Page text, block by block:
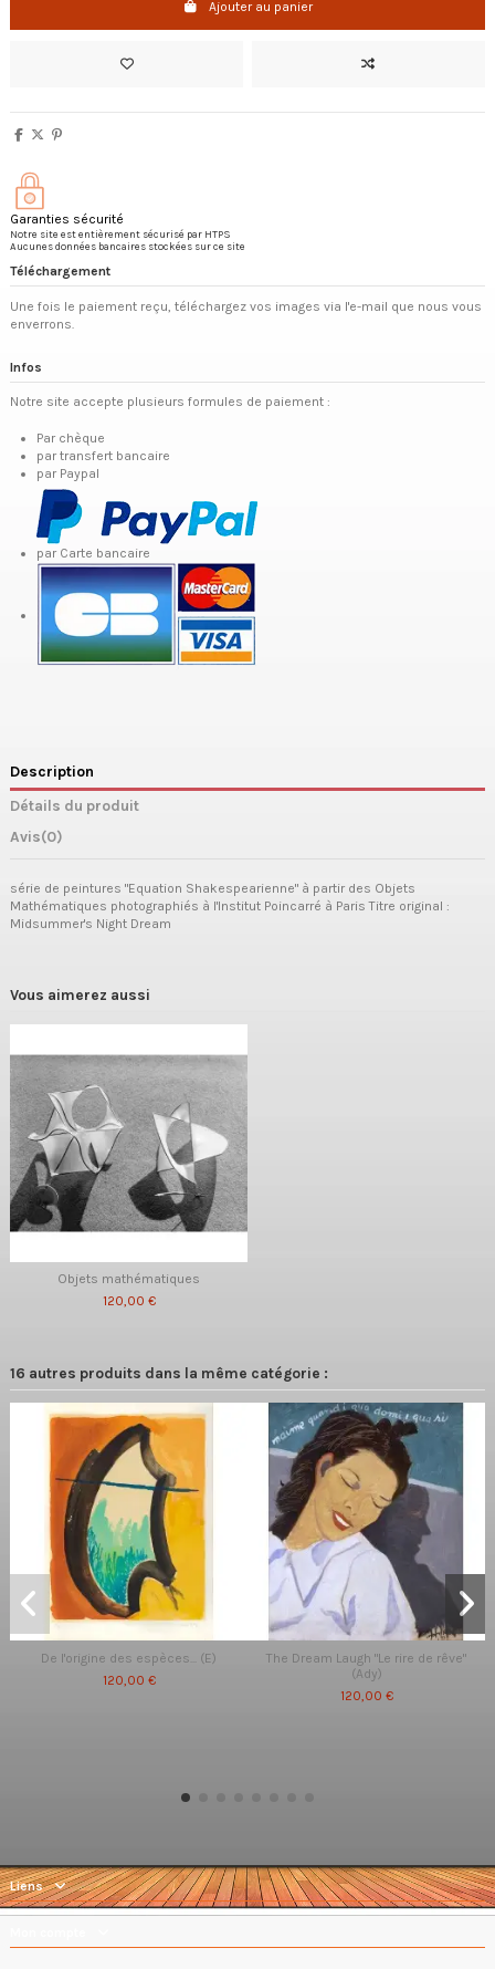
Ajouter au panier
Garanties sécurité
Notre site est entièrement sécurisé par HTPS
Aucunes données bancaires stockées sur ce site
Téléchargement
Une fois le paiement reçu, téléchargez vos images via l'e-mail que nous vous
enverrons.
Infos
Notre site accepte plusieurs formules de paiement :
Par chèque
par transfert bancaire
par Paypal
par Carte bancaire
Description
Détails du produit
Avis(0)
série de peintures "Equation Shakespearienne" à partir des Objets
Mathématiques photographiés à l'Institut Poincarré à Paris Titre original :
Midsummer's Night Dream
Vous aimerez aussi
Objets mathématiques
120,00 €
16 autres produits dans la même catégorie :
De l'origine des espèces... (E)
120,00 €
The Dream Laugh "Le rire de rêve"
(Ady)
120,00 €
Liens